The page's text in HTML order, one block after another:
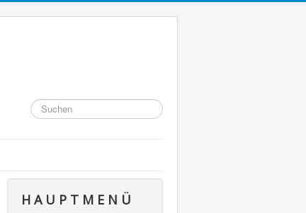
Suchen
...
H A U P T M E N Ü